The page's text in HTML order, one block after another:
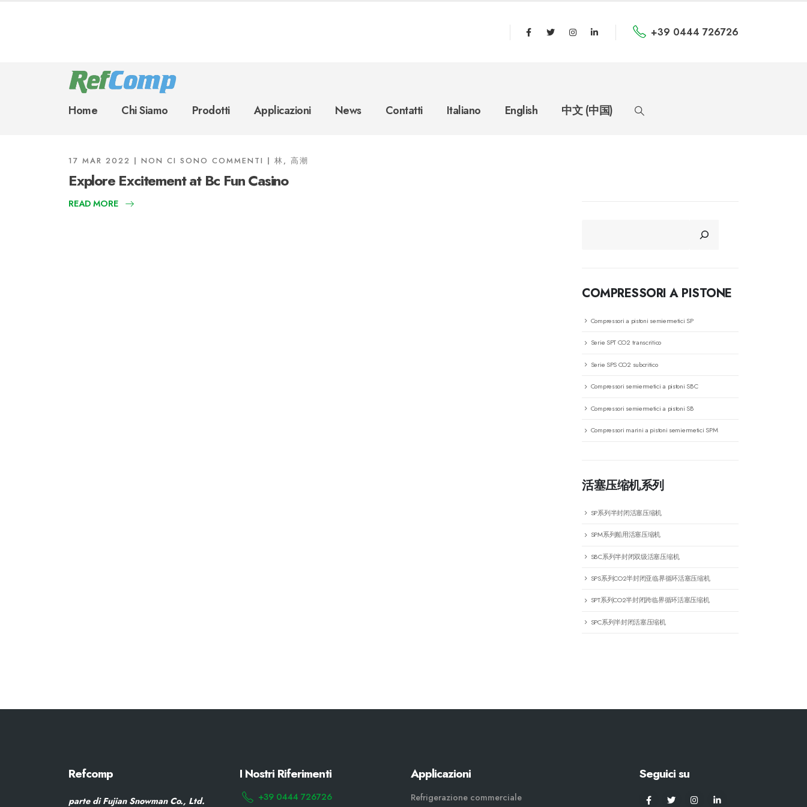
+39 0444 726726
Home Chi Siamo Prodotti Applicazioni News Contatti Italiano English 中文 (中国)
17 MAR 2022 NON CI SONO COMMENTI 林, 高潮
Explore Excitement at Bc Fun Casino
READ MORE
COMPRESSORI A PISTONE
Compressori a pistoni semiermetici SP
Serie SPT CO2 transcritico
Serie SPS CO2 subcritico
Compressori semiermetici a pistoni SBC
Compressori semiermetici a pistoni SB
Compressori marini a pistoni semiermetici SPM
活塞压缩机系列
SP系列半封闭活塞压缩机
SPM系列船用活塞压缩机
SBC系列半封闭双级活塞压缩机
SPS系列CO2半封闭亚临界循环活塞压缩机
SPT系列CO2半封闭跨临界循环活塞压缩机
SPC系列半封闭活塞压缩机
Refcomp
parte di Fujian Snowman Co., Ltd.
I Nostri Riferimenti
+39 0444 726726
Applicazioni
Refrigerazione commerciale
Seguici su